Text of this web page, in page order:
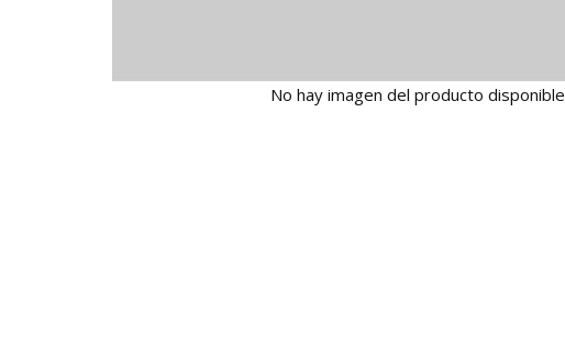
No hay imagen del producto disponible